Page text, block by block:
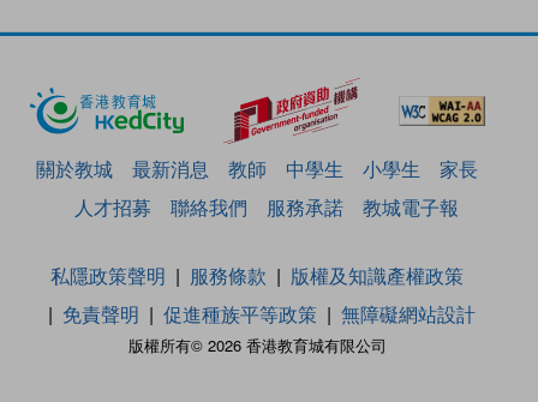
關於教城 最新消息 教師 中學生 小學生
家長
人才招募
聯絡我們 服務承諾 教城電子報
版權所有© 2026 香港教育城有限公司
私隱政策聲明 服務條款
版權及知識產權政策
免責聲明
促進種族平等政策 無障礙網站設計